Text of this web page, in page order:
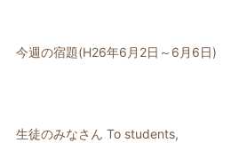
今週の宿題(H26年6月2日～6月6日)
生徒のみなさん To students,